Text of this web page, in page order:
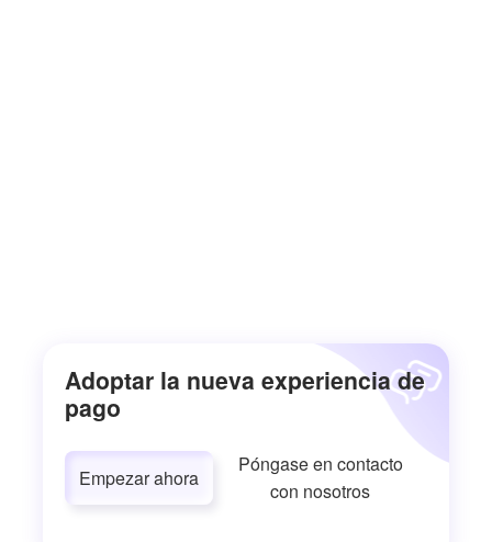
Adoptar la nueva experiencia de
pago
Empezar ahora
Póngase en contacto
con nosotros